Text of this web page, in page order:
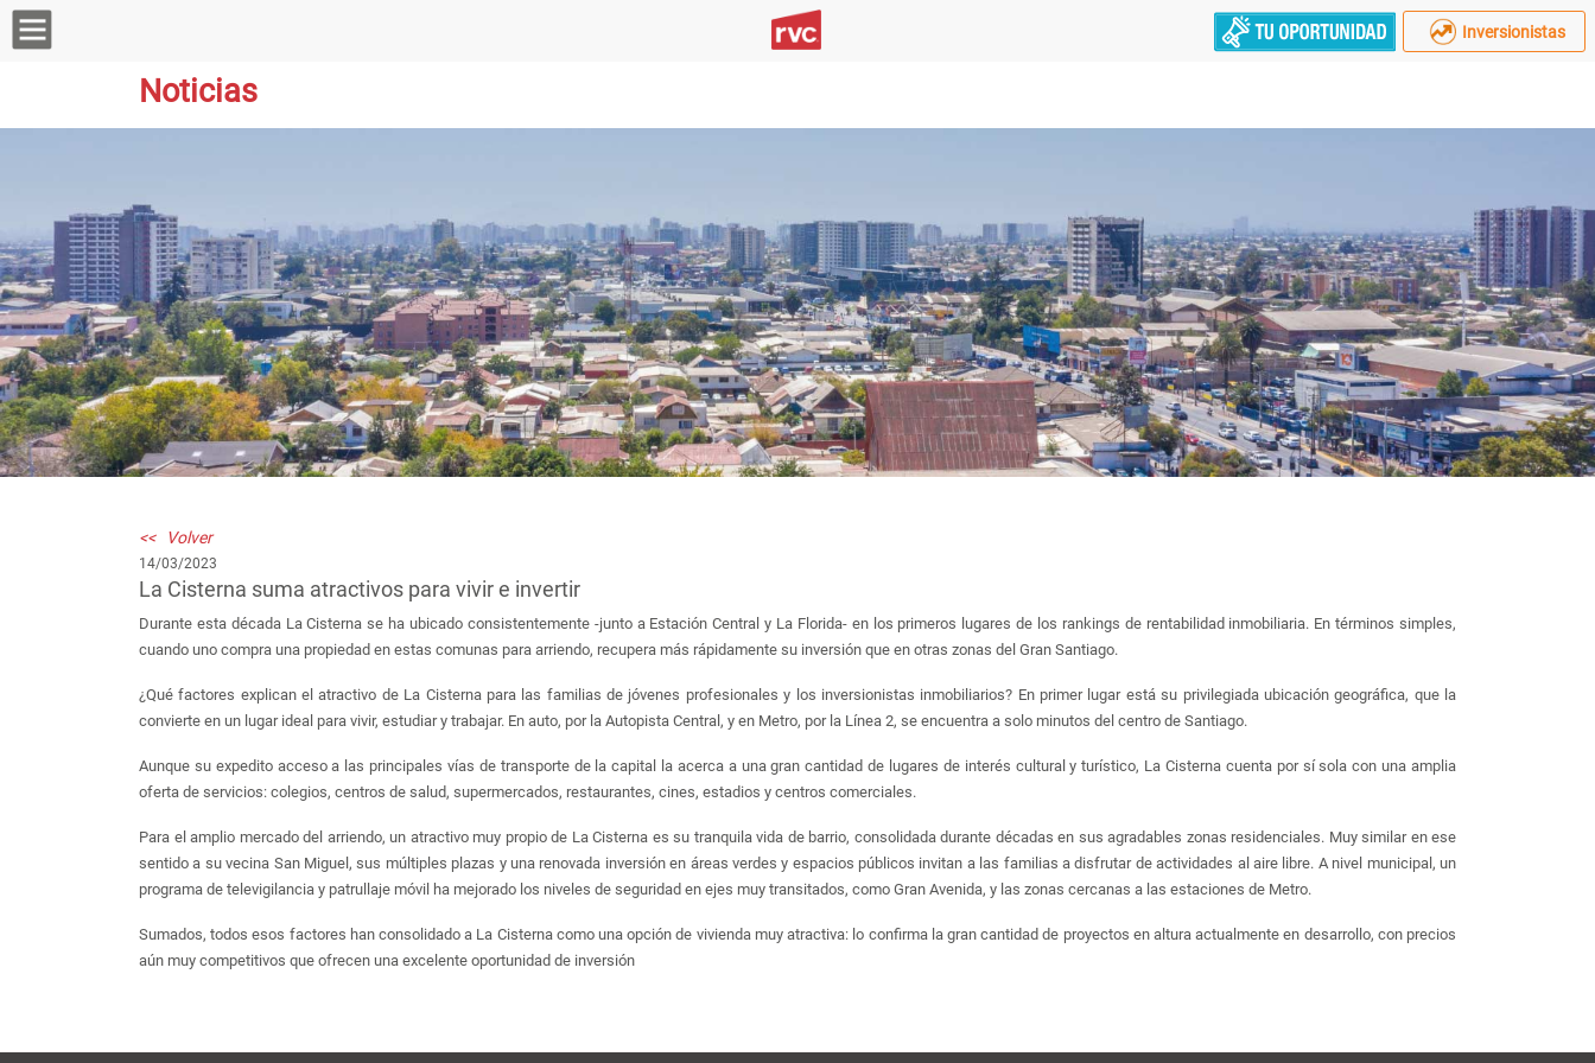
Inversionistas
Noticias
<< Volver
14/03/2023
La Cisterna suma atractivos para vivir e invertir
Durante esta década La Cisterna se ha ubicado consistentemente -junto a Estación Central y La Florida- en los primeros lugares de los rankings de rentabilidad inmobiliaria. En términos simples,
cuando uno compra una propiedad en estas comunas para arriendo, recupera más rápidamente su inversión que en otras zonas del Gran Santiago.
¿Qué factores explican el atractivo de La Cisterna para las familias de jóvenes profesionales y los inversionistas inmobiliarios? En primer lugar está su privilegiada ubicación geográfica, que la
convierte en un lugar ideal para vivir, estudiar y trabajar. En auto, por la Autopista Central, y en Metro, por la Línea 2, se encuentra a solo minutos del centro de Santiago.
Aunque su expedito acceso a las principales vías de transporte de la capital la acerca a una gran cantidad de lugares de interés cultural y turístico, La Cisterna cuenta por sí sola con una amplia
oferta de servicios: colegios, centros de salud, supermercados, restaurantes, cines, estadios y centros comerciales.
Para el amplio mercado del arriendo, un atractivo muy propio de La Cisterna es su tranquila vida de barrio, consolidada durante décadas en sus agradables zonas residenciales. Muy similar en ese
sentido a su vecina San Miguel, sus múltiples plazas y una renovada inversión en áreas verdes y espacios públicos invitan a las familias a disfrutar de actividades al aire libre. A nivel municipal, un
programa de televigilancia y patrullaje móvil ha mejorado los niveles de seguridad en ejes muy transitados, como Gran Avenida, y las zonas cercanas a las estaciones de Metro.
Sumados, todos esos factores han consolidado a La Cisterna como una opción de vivienda muy atractiva: lo confirma la gran cantidad de proyectos en altura actualmente en desarrollo, con precios
aún muy competitivos que ofrecen una excelente oportunidad de inversión